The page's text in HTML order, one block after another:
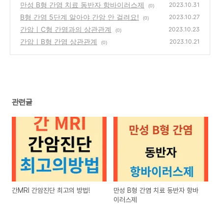
만성 B형 간염 치료 동반자 항바이러스제 (0) 2023.10.31
B형 간염 5단계 알아야 간암 안 걸려요! (0) 2023.10.27
간암ㅣC형 간염과의 상관관계 (0) 2023.10.23
간암ㅣB형 간염 상관관계 (0) 2023.10.21
관련글
간MRI 간암진단 최고의 방법!
만성 B형 간염 치료 동반자 항바
이러스제